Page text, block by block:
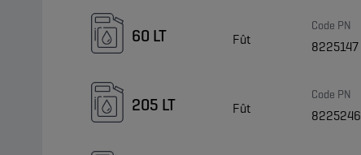
60 LT Fût
Code PN
8225147
205 LT Fût
Code PN
8225246